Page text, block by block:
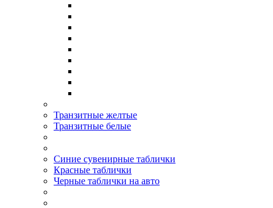
Транзитные желтые
Транзитные белые
Синие сувенирные таблички
Красные таблички
Черные таблички на авто